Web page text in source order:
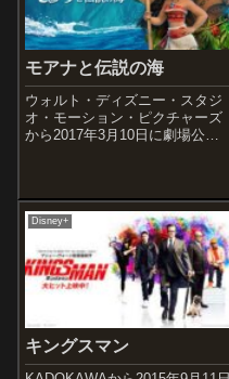
モアナと伝説の海
ウォルト・ディズニー・スタジ
オ・モーション・ピクチャーズ
から2017年3月10日に劇場公開
ジオが制作する56作目の映画で
す。オススメ度あらすじ＆予告
Disney+
キングスマン